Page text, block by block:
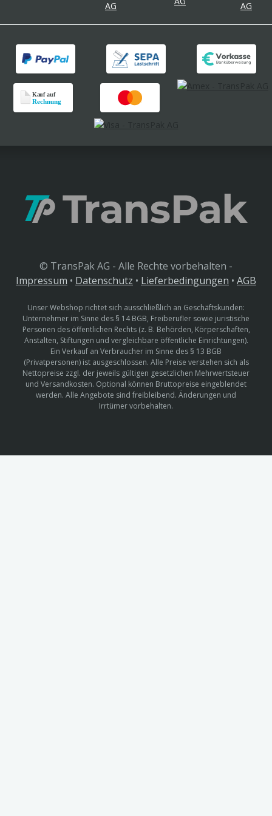
© TransPak AG - Alle Rechte vorbehalten -
Impressum • Datenschutz • Lieferbedingungen • AGB
Unser Webshop richtet sich ausschließlich an Geschäftskunden:
Unternehmer im Sinne des § 14 BGB, Freiberufler sowie juristische
Personen des öffentlichen Rechts (z. B. Behörden, Körperschaften,
Anstalten, Stiftungen und vergleichbare öffentliche Einrichtungen).
Ein Verkauf an Verbraucher im Sinne des § 13 BGB
(Privatpersonen) ist ausgeschlossen. Alle Preise verstehen sich als
Nettopreise zzgl. der jeweils gültigen gesetzlichen Mehrwertsteuer
und Versandkosten. Optional können Bruttopreise eingeblendet
werden. Alle Angebote sind freibleibend. Änderungen und
Irrtümer vorbehalten.